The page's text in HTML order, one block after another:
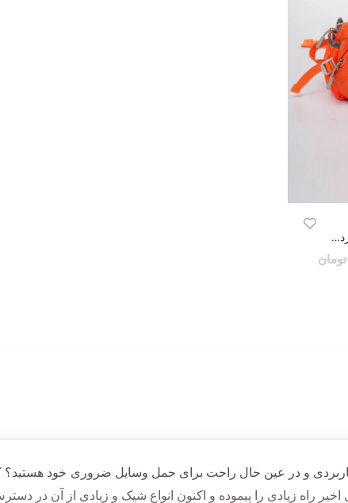
کیف کمری کوهنوردی و طبیعت گردی Unisex بلک آرال Black Aral Air Flow Bag U
و در عین حال راحت برای حمل وسایل ضروری خود هستید؟
راه زیادی را پیموده و اکنون انواع شیک و زیادی از آن در